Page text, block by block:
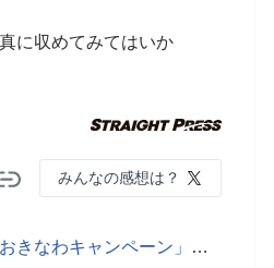
に収めてみてはいか
みんなの感想は？
近畿日本ツーリスト、国内パッケージ商品「たのシーサーおきなわキャンペーン」などの販売開始